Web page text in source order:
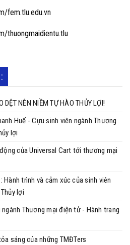
fem.tlu.edu.vn
thuongmaidientu.tlu
NÊN NIỀM TỰ HÀO THỦY LỢI!
Huế - Cựu sinh viên ngành Thương
lợi
của Universal Cart tới thương mại
trình và cảm xúc của sinh viên
lợi
Thương mại điện tử - Hành trang
sáng của những TMĐTers